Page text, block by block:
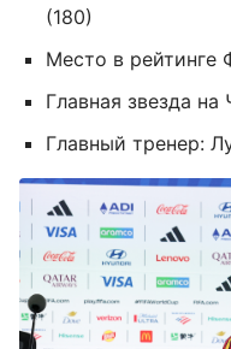
(180)
Место в рейтинге
Главная звезда
Главный тренер: